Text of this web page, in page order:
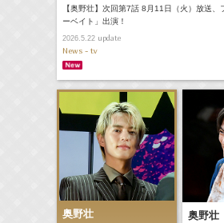
【奥野壮】次回第7話 8月11日（火）放送、
ーベイト」出演！
2026.5.22update
News - tv
奥野壮 奥野壮